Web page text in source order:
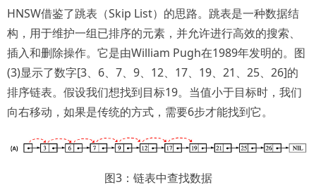
HNSW借鉴了跳表（Skip List）的思路。跳表是一种数据结
构，用于维护一组已排序的元素，并允许进行高效的搜索、
插入和删除操作。它是由William Pugh在1989年发明的。图
(3)显示了数字[3、6、7、9、12、17、19、21、25、26]的
排序链表。假设我们想找到目标19。当值小于目标时，我们
向右移动，如果是传统的方式，需要6步才能找到它。
图3：链表中查找数据